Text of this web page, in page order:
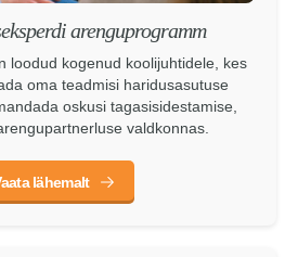
arenguprogramm
loodud kogenud koolijuhtidele, kes
oma teadmisi haridusasutuse
oskusi tagasisidestamise,
valdkonnas.
lähemalt